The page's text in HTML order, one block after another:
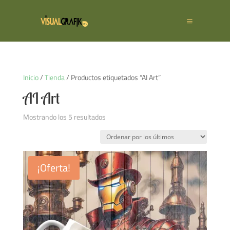
Inicio/Tienda/ Productos etiquetados “AI Art”
AI Art
Mostrando los 5 resultadosOrdenado
los
últimos
¡Oferta!